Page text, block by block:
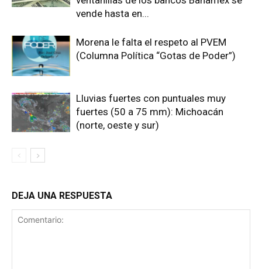
vende hasta en...
Morena le falta el respeto al PVEM
(Columna Política “Gotas de Poder”)
Lluvias fuertes con puntuales muy
fuertes (50 a 75 mm): Michoacán
(norte, oeste y sur)
DEJA UNA RESPUESTA